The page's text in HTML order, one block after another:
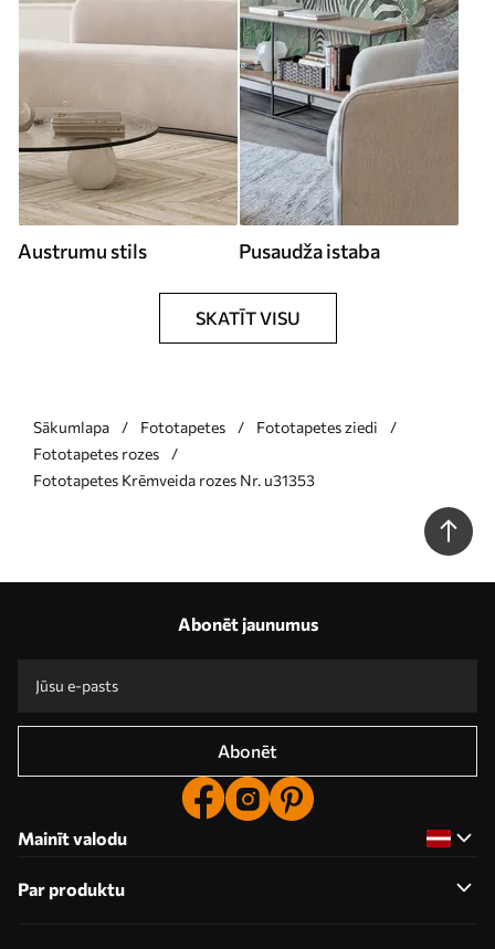
Austrumu stils Pusaudža istaba
SKATĪT VISU
Sākumlapa Fototapetes
Fototapetes ziedi
Fototapetes rozes
Fototapetes Krēmveida rozes Nr. u31353
Abonēt jaunumus
Abonēt
Mainīt valodu
Par produktu